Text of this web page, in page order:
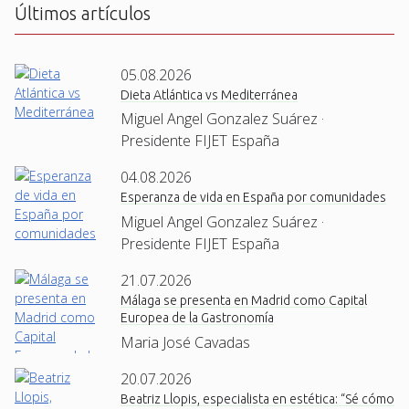
Últimos artículos
05.08.2026
Dieta Atlántica vs Mediterránea
Miguel Angel Gonzalez Suárez ·
Presidente FIJET España
04.08.2026
Esperanza de vida en España por comunidades
Miguel Angel Gonzalez Suárez ·
Presidente FIJET España
21.07.2026
Málaga se presenta en Madrid como Capital
Europea de la Gastronomía
Maria José Cavadas
20.07.2026
Beatriz Llopis, especialista en estética: “Sé cómo